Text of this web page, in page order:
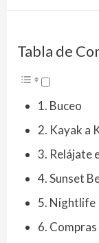
Tabla de
1. Buceo
2. Kayak a
3. Relájate
4. Sunset
5. Nightlife
6.